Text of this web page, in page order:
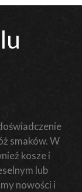
smaków. W
kosze i
lub
nowości i